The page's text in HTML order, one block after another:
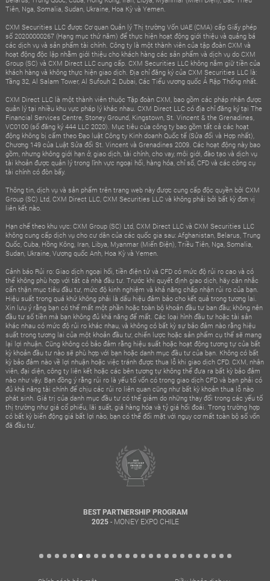
Tiên, Nga, Somalia, Sudan, Ukraine, Hoa Kỳ và Yemen.
CXM Securities LLC được Cơ quan Quản lý Thị trường Vốn UAE (CMA) cấp Giấy phép
số 20200000267 (Hạng mục thứ năm) để thực hiện hoạt động giới thiệu và quảng bá
các dịch vụ và sản phẩm tài chính. Công ty là một thành viên của tập đoàn CXM và
hoạt động độc lập nhằm giới thiệu cho khách hàng các sản phẩm và dịch vụ do CXM
Group (SC) và CXM Direct LLC cung cấp. CXM Securities LLC không nắm giữ tiền của
khách hàng và không thực hiện giao dịch. Địa chỉ đăng ký của CXM Securities LLC là:
Tầng 32, Al Salam Tower, Al Sufouh 2, Dubai, Các Tiểu vương quốc Ả Rập Thống nhất.
CXM Direct LLC là một thành viên thuộc Tập đoàn CXM, bao gồm các pháp nhân được
quản lý tại nhiều khu vực pháp lý khác nhau. CXM Direct LLC có địa chỉ đăng ký tại The
Financial Services Centre, Stoney Ground, Kingstown, St. Vincent & the Grenadines,
VC0100 (số đăng ký 444 LLC 2020). Mục tiêu của công ty bao gồm tất cả các hoạt
động không bị cấm theo Đạo luật Công ty Kinh doanh Quốc tế (Sửa đổi và Hợp nhất),
Chương 149 của Luật Sửa đổi St. Vincent và Grenadines 2009. Các hoạt động này bao
gồm, nhưng không giới hạn ở, giao dịch, tài chính, cho vay, môi giới, đào tạo và dịch vụ
tài khoản được quản lý trong lĩnh vực ngoại hối, hàng hóa, chỉ số, CFD và các công cụ
tài chính có đòn bẩy.
Thông tin, dịch vụ và sản phẩm trên trang web này được cung cấp độc quyền bởi CXM
Group (SC) Ltd, CXM Direct LLC, CXM Securities LLC và không phải bởi bất kỳ đơn vị
liên kết nào.
Hạn chế theo khu vực: CXM Group (SC) Ltd, CXM Direct LLC và CXM Securities LLC
không cung cấp dịch vụ cho cư dân của các quốc gia sau: Afghanistan, Belarus, Trung
Quốc, Cuba, Hồng Kông, Iran, Libya, Myanmar (Miến Điện), Triều Tiên, Nga, Somalia,
Sudan, Ukraine, Vương quốc Anh, Hoa Kỳ và Yemen.
Cảnh báo Rủi ro: Giao dịch ngoại hối, tiền điện tử và CFD có mức độ rủi ro cao và có
thể không phù hợp với tất cả nhà đầu tư. Trước khi quyết định giao dịch, hãy cân nhắc
cẩn thận mục tiêu đầu tư, mức độ kinh nghiệm và khả năng chấp nhận rủi ro của bạn.
Hiệu suất trong quá khứ không phải là dấu hiệu đảm bảo cho kết quả trong tương lai.
Xin lưu ý rằng bạn có thể mất một phần hoặc toàn bộ khoản đầu tư ban đầu; không nên
đầu tư số tiền mà bạn không đủ khả năng để mất. Các loại hình đầu tư hoặc tài sản
khác nhau có mức độ rủi ro khác nhau, và không có bất kỳ sự bảo đảm nào rằng hiệu
suất trong tương lai của một khoản đầu tư, chiến lược hoặc sản phẩm cụ thể sẽ mang
lại lợi nhuận. Cũng không có bảo đảm rằng hiệu suất hoặc hoạt động tương tự của bất
kỳ khoản đầu tư nào sẽ phù hợp với bạn hoặc danh mục đầu tư của bạn. Không có bất
kỳ bảo đảm nào về lợi nhuận hoặc việc tránh được thua lỗ khi giao dịch CFD. CXM, nhân
viên, đại diện, công ty liên kết hoặc các bên tương tự không thể đưa ra bất kỳ bảo đảm
nào như vậy. Bạn đồng ý rằng rủi ro là yếu tố vốn có trong giao dịch CFD và bạn phải có
đủ khả năng tài chính để chịu các rủi ro liên quan cũng như bất kỳ khoản thua lỗ nào
phát sinh. Giá trị của danh mục đầu tư có thể giảm do những thay đổi trong các yếu tố
thị trường như giá cổ phiếu, lãi suất, giá hàng hóa và tỷ giá hối đoái. Trong trường hợp
có bất kỳ biến động giá bất lợi nào, bạn có thể đối mặt với nguy cơ mất toàn bộ số vốn
đã đầu tư.
BEST PARTNERSHIP PROGRAM
2025 - MONEY EXPO CHILE